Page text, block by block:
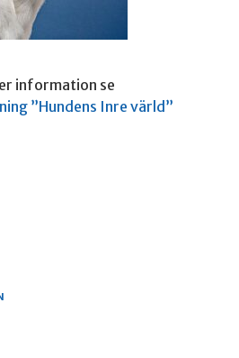
information se
”Hundens Inre värld”